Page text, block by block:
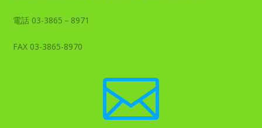
電話 03-3865－8971
FAX 03-3865-8970
